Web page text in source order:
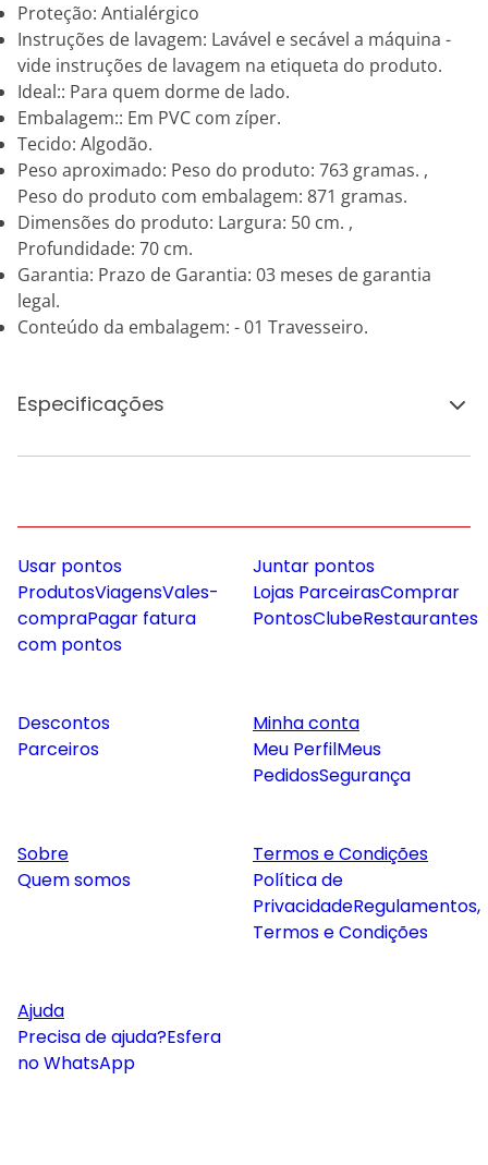
Proteção: Antialérgico
Instruções de lavagem: Lavável e secável a máquina -
vide instruções de lavagem na etiqueta do produto.
Ideal:: Para quem dorme de lado.
Embalagem:: Em PVC com zíper.
Tecido: Algodão.
Peso aproximado: Peso do produto: 763 gramas. ,
Peso do produto com embalagem: 871 gramas.
Dimensões do produto: Largura: 50 cm. ,
Profundidade: 70 cm.
Garantia: Prazo de Garantia: 03 meses de garantia
legal.
Conteúdo da embalagem: - 01 Travesseiro.
Especificações
Usar pontos
ProdutosViagensVales-
compraPagar fatura
com pontos
Juntar pontos
Lojas ParceirasComprar
PontosClubeRestaurantes
Descontos
Parceiros
Minha conta
Meu PerfilMeus
PedidosSegurança
Sobre
Quem somos
Termos e Condições
Política de
PrivacidadeRegulamentos,
Termos e Condições
Ajuda
Precisa de ajuda?Esfera
no WhatsApp